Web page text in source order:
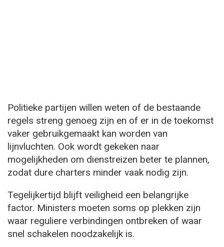
Politieke partijen willen weten of de bestaande
regels streng genoeg zijn en of er in de toekomst
vaker gebruikgemaakt kan worden van
lijnvluchten. Ook wordt gekeken naar
mogelijkheden om dienstreizen beter te plannen,
zodat dure charters minder vaak nodig zijn.
Tegelijkertijd blijft veiligheid een belangrijke
factor. Ministers moeten soms op plekken zijn
waar reguliere verbindingen ontbreken of waar
snel schakelen noodzakelijk is.